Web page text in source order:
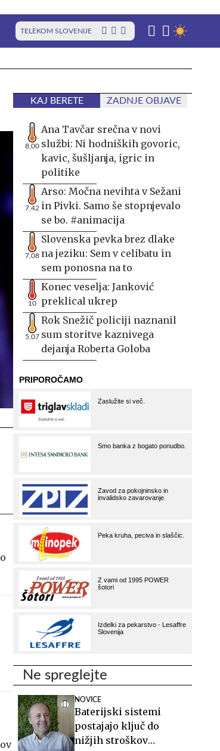
TELEKOM SLOVENIJE
KAJ BERETE ZADNJE OBJAVE
8,00
Ana Tavčar srečna v novi
službi: Ni hodniških govoric,
kavic, šušljanja, igric in
politike
7,42
Arso: Močna nevihta v Sežani
in Pivki. Samo še stopnjevalo
se bo. #animacija
7,08
Slovenska pevka brez dlake
na jeziku: Sem v celibatu in
sem ponosna na to
10
Konec veselja: Janković
preklical ukrep
5,07
Rok Snežič policiji naznanil
sum storitve kaznivega
dejanja Roberta Goloba
Ne spreglejte
NOVICE
Baterijski sistemi
postajajo ključ do
nižjih stroškov